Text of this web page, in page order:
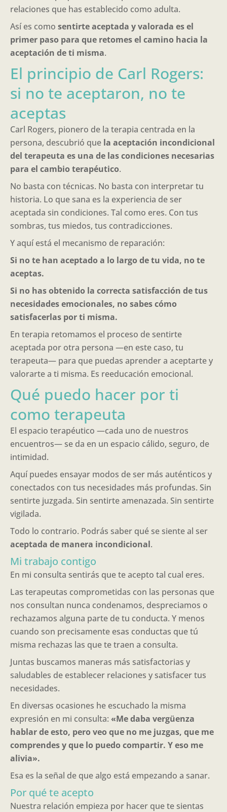
relaciones que has establecido como adulta.
Así es como sentirte aceptada y valorada es el
primer paso para que retomes el camino hacia la
aceptación de ti misma.
El principio de Carl Rogers:
si no te aceptaron, no te
aceptas
Carl Rogers, pionero de la terapia centrada en la
persona, descubrió que la aceptación incondicional
del terapeuta es una de las condiciones necesarias
para el cambio terapéutico.
No basta con técnicas. No basta con interpretar tu
historia. Lo que sana es la experiencia de ser
aceptada sin condiciones. Tal como eres. Con tus
sombras, tus miedos, tus contradicciones.
Y aquí está el mecanismo de reparación:
Si no te han aceptado a lo largo de tu vida, no te
aceptas.
Si no has obtenido la correcta satisfacción de tus
necesidades emocionales, no sabes cómo
satisfacerlas por ti misma.
En terapia retomamos el proceso de sentirte
aceptada por otra persona —en este caso, tu
terapeuta— para que puedas aprender a aceptarte y
valorarte a ti misma. Es reeducación emocional.
Qué puedo hacer por ti
como terapeuta
El espacio terapéutico —cada uno de nuestros
encuentros— se da en un espacio cálido, seguro, de
intimidad.
Aquí puedes ensayar modos de ser más auténticos y
conectados con tus necesidades más profundas. Sin
sentirte juzgada. Sin sentirte amenazada. Sin sentirte
vigilada.
Todo lo contrario. Podrás saber qué se siente al ser
aceptada de manera incondicional.
Mi trabajo contigo
En mi consulta sentirás que te acepto tal cual eres.
Las terapeutas comprometidas con las personas que
nos consultan nunca condenamos, despreciamos o
rechazamos alguna parte de tu conducta. Y menos
cuando son precisamente esas conductas que tú
misma rechazas las que te traen a consulta.
Juntas buscamos maneras más satisfactorias y
saludables de establecer relaciones y satisfacer tus
necesidades.
En diversas ocasiones he escuchado la misma
expresión en mi consulta: «Me daba vergüenza
hablar de esto, pero veo que no me juzgas, que me
comprendes y que lo puedo compartir. Y eso me
alivia».
Esa es la señal de que algo está empezando a sanar.
Por qué te acepto
Nuestra relación empieza por hacer que te sientas